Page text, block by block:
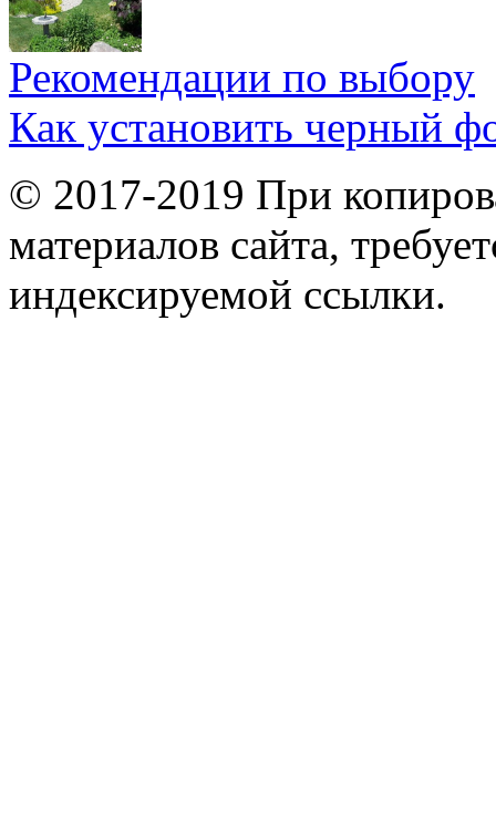
Рекомендации по выбору
Как установить черный
© 2017-2019 При
материалов сайта,
индексируемой ссылки.